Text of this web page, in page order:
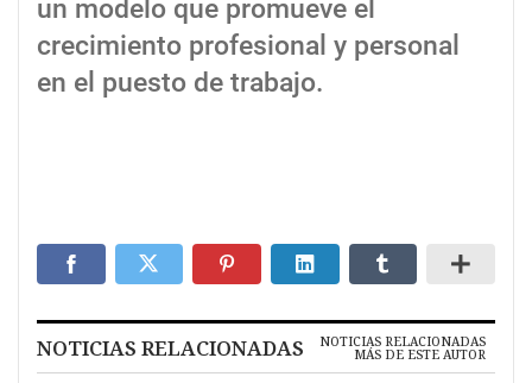
un modelo que promueve el
crecimiento profesional y personal
en el puesto de trabajo.
NOTICIAS RELACIONADAS NOTICIAS RELACIONADAS
MÁS DE ESTE AUTOR